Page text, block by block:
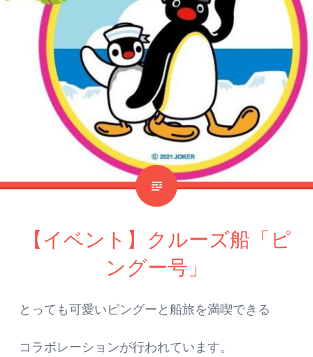
【イベント】クルーズ船「ピ
ングー号」
とっても可愛いピングーと船旅を満喫できる
コラボレーションが行われています。